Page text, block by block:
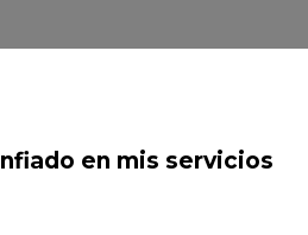
en mis servicios